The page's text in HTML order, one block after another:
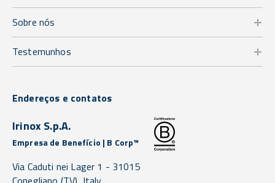
Sobre nós
Testemunhos
Endereços e contatos
Irinox S.p.A.
Empresa de Benefício | B Corp™
Via Caduti nei Lager 1 - 31015